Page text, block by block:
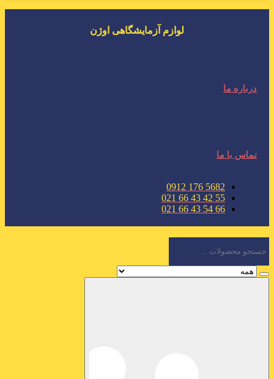
لوازم آزمایشگاهی اوژن
درباره ما
تماس با ما
5682 176 0912
55 42 43 66 021
66 54 43 66 021